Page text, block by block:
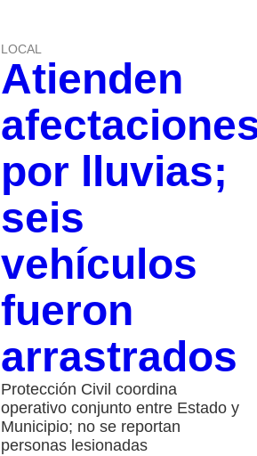
LOCAL
Atienden
por lluvias;
seis
vehículos
fueron
arrastrados
Protección Civil coordina
operativo conjunto entre Estado y
Municipio; no se reportan
personas lesionadas